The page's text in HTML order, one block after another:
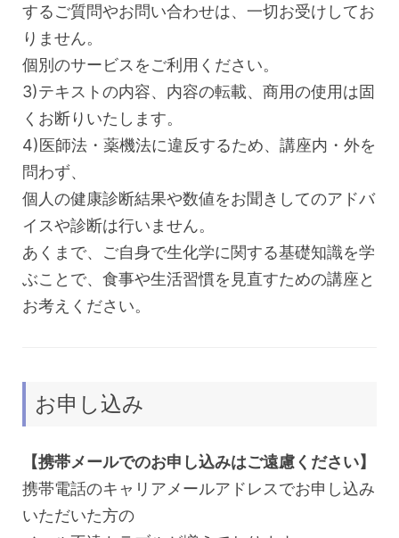
するご質問やお問い合わせは、一切お受けしてお
りません。
個別のサービスをご利用ください。
3)テキストの内容、内容の転載、商用の使用は固
くお断りいたします。
4)医師法・薬機法に違反するため、講座内・外を
問わず、
個人の健康診断結果や数値をお聞きしてのアドバ
イスや診断は行いません。
あくまで、ご自身で生化学に関する基礎知識を学
ぶことで、食事や生活習慣を見直すための講座と
お考えください。
お申し込み
【携帯メールでのお申し込みはご遠慮ください】
携帯電話のキャリアメールアドレスでお申し込み
いただいた方の